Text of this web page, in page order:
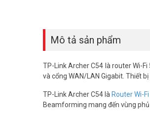
Mô tả sản phẩm
TP-Link Archer C54 là router Wi-
và cổng WAN/LAN Gigabit. Thiết
TP-Link Archer C54 làRouter Wi-Fi
Beamforming mang đến vùng phủ